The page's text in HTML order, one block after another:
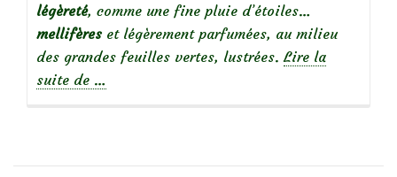
légèreté, comme une fine pluie d’étoiles…
mellifères et légèrement parfumées, au milieu
des grandes feuilles vertes, lustrées. Lire la
suite de
Un
…